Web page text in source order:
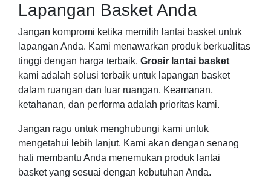
Lapangan Basket Anda
Jangan kompromi ketika memilih lantai basket untuk
lapangan Anda. Kami menawarkan produk berkualitas
tinggi dengan harga terbaik. Grosir lantai basket
kami adalah solusi terbaik untuk lapangan basket
dalam ruangan dan luar ruangan. Keamanan,
ketahanan, dan performa adalah prioritas kami.
Jangan ragu untuk menghubungi kami untuk
mengetahui lebih lanjut. Kami akan dengan senang
hati membantu Anda menemukan produk lantai
basket yang sesuai dengan kebutuhan Anda.